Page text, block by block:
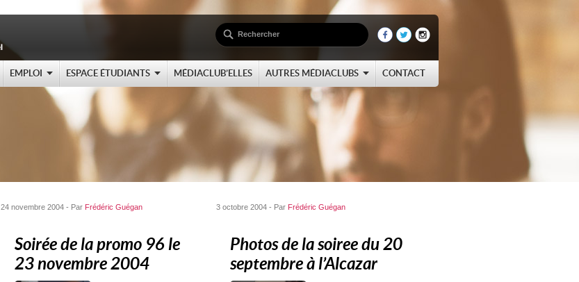
EMPLOI ESPACE ÉTUDIANTS MÉDIACLUB’ELLES AUTRES MÉDIACLUBS CONTACT
24 novembre 2004 - Par Frédéric Guégan
Soirée de la promo 96 le
23 novembre 2004
3 octobre 2004 - Par Frédéric Guégan
Photos de la soiree du 20
septembre à l’Alcazar